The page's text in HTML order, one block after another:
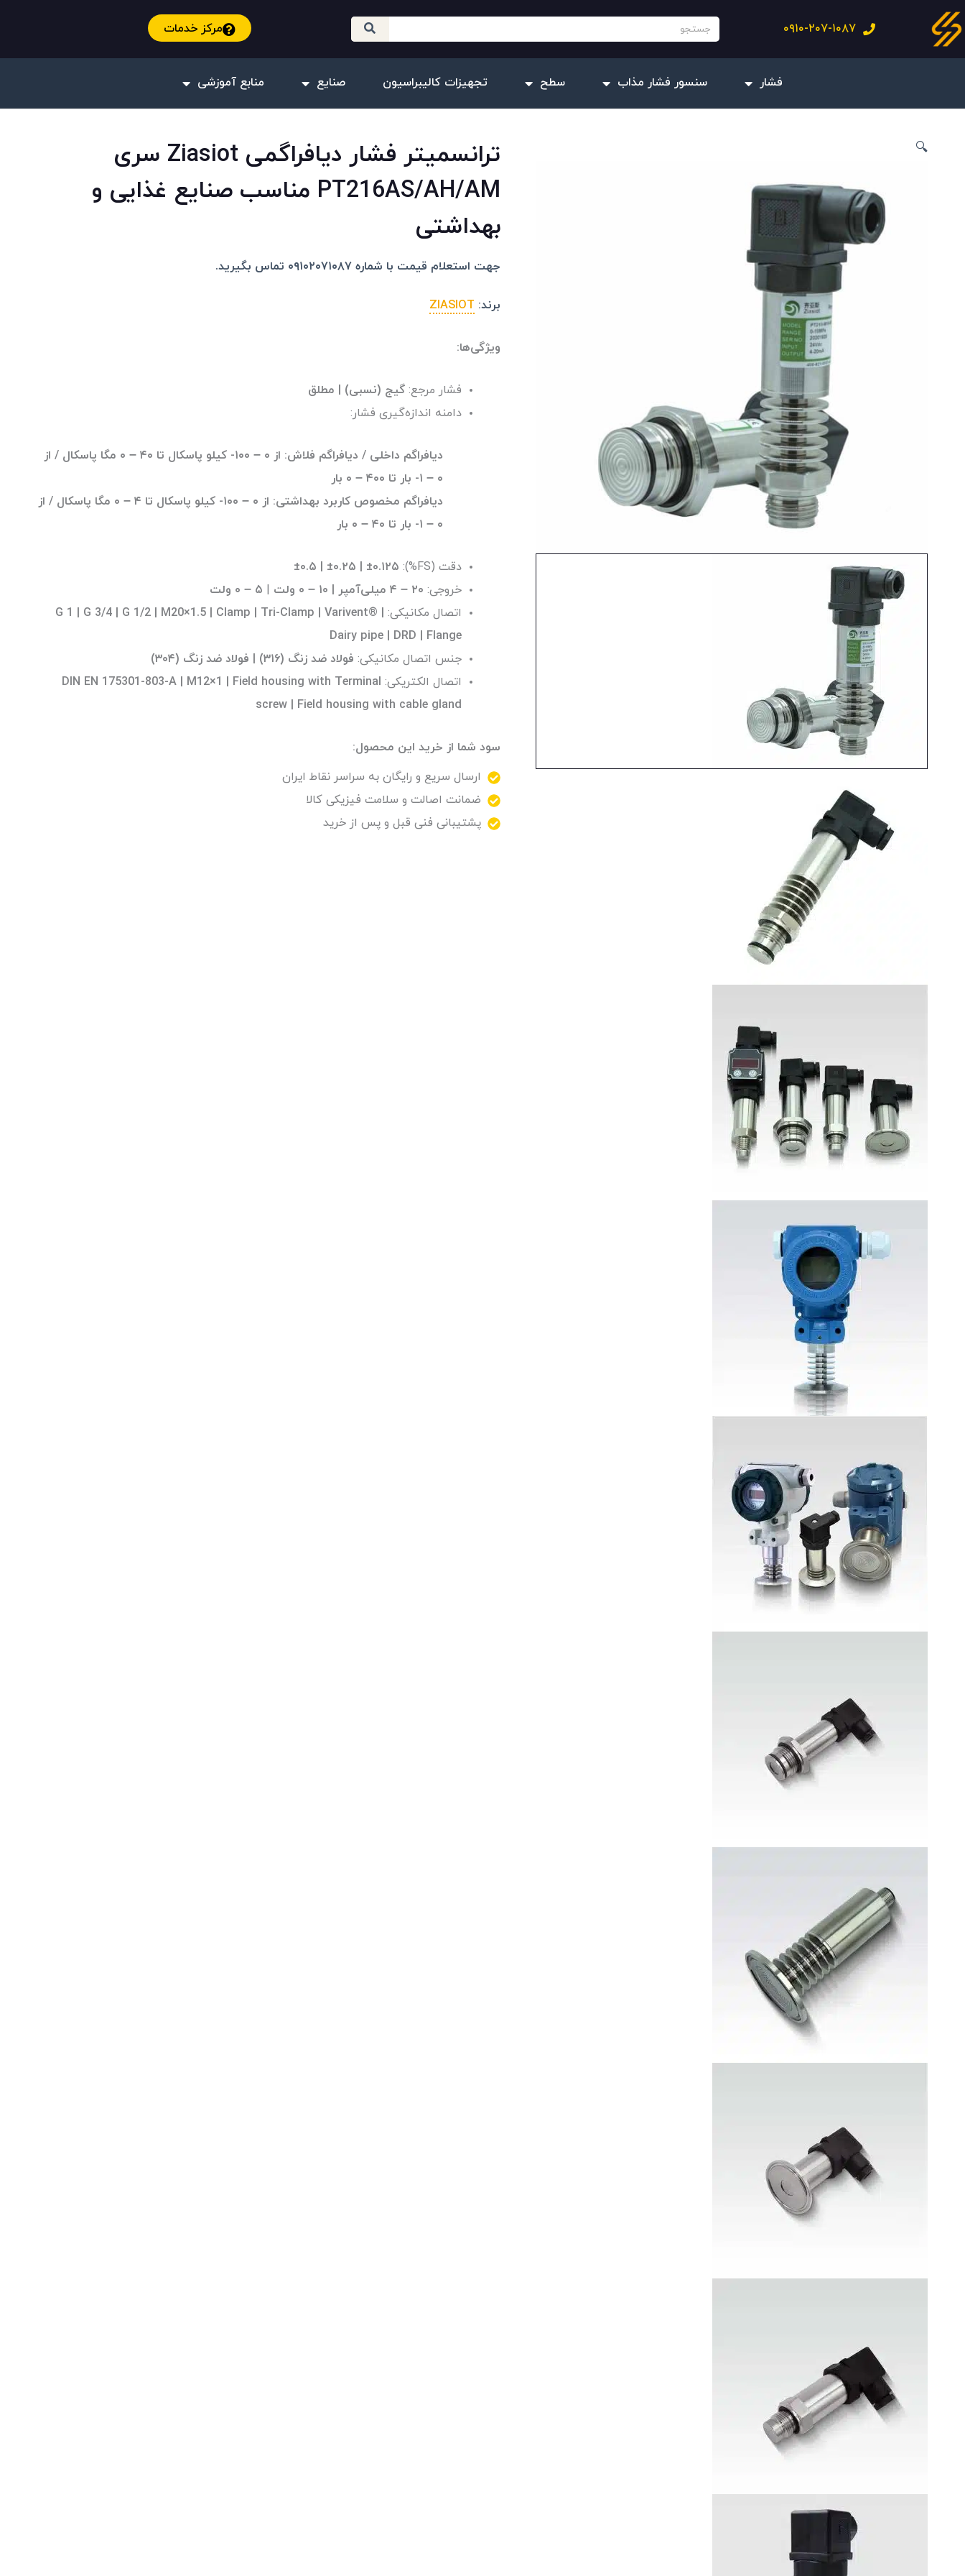
رفتن
به
محتوا
۰۹۱۰-۲۰۷-۱۰۸۷ جستجو مرکز خدمات
فشار سنسور فشار مذاب سطح تجهیزات کالیبراسیون صنایع منابع آموزشی
🔍
ترانسمیتر فشار دیافراگمی Ziasiot سری
PT216AS/AH/AM مناسب صنایع غذایی و
بهداشتی
جهت استعلام قیمت با شماره ۰۹۱۰۲۰۷۱۰۸۷ تماس بگیرید.
برند: ZIASIOT
ویژگی‌ها:
فشار مرجع: گیج (نسبی) | مطلق
دامنه اندازه‌گیری فشار:
دیافراگم داخلی / دیافراگم فلاش: از ۰ – ۱۰۰- کیلو پاسکال تا ۴۰ – ۰ مگا پاسکال / از
۰ – ۱- بار تا ۴۰۰ – ۰ بار
دیافراگم مخصوص کاربرد بهداشتی: از ۰ – ۱۰۰- کیلو پاسکال تا ۴ – ۰ مگا پاسکال / از
۰ – ۱- بار تا ۴۰ – ۰ بار
دقت (FS%):
±۰.۵ | ±۰.۲۵ | ±۰.۱۲۵
خروجی: ۲۰ – ۴ میلی‌آمپر | ۱۰ – ۰ ولت
۵ – ۰ ولت
اتصال مکانیکی:
G 1 | G 3/4 | G 1/2 | M20×1.5 | Clamp | Tri-Clamp | Varivent® |
Dairy pipe | DRD | Flange
جنس اتصال مکانیکی: فولاد ضد زنگ (۳۱۶) | فولاد ضد زنگ (۳۰۴)
اتصال الکتریکی: DIN EN 175301-803-A | M12×1 | Field housing with Terminal
screw | Field housing with cable gland
سود شما از خرید این محصول:
ارسال سریع و رایگان به سراسر نقاط ایران
ضمانت اصالت و سلامت فیزیکی کالا
پشتیبانی فنی قبل و پس از خرید